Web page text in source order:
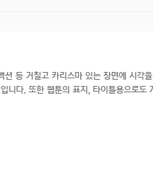
션 등 거칠고 카리스마 있는 장면에 시각
니다. 또한 웹툰의 표지, 타이틀용으로도